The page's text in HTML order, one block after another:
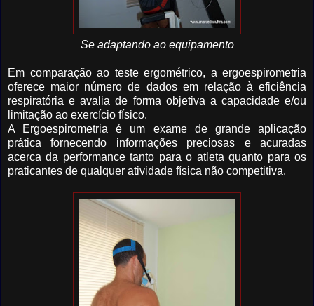
Se adaptando ao equipamento
Em comparação ao teste ergométrico, a ergoespirometria
oferece maior número de dados em relação à eficiência
respiratória e avalia de forma objetiva a capacidade e/ou
limitação ao exercício físico.
A Ergoespirometria é um exame de grande aplicação
prática fornecendo informações preciosas e acuradas
acerca da performance tanto para o atleta quanto para os
praticantes de qualquer atividade física não competitiva.